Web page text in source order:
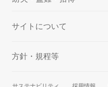
サイトについて
方針・規程等